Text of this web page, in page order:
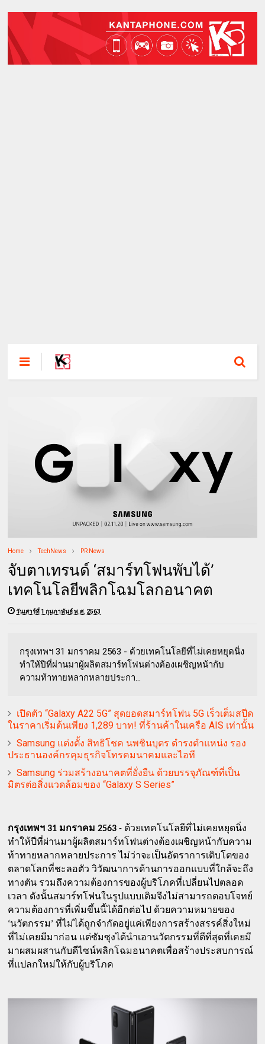
Home TechNews PR News
จับตาเทรนด์ ‘สมาร์ทโฟนพับได้’
เทคโนโลยีพลิกโฉมโลกอนาคต
วันเสาร์ที่ 1 กุมภาพันธ์ พ.ศ. 2563
กรุงเทพฯ 31 มกราคม 2563 - ด้วยเทคโนโลยีที่ไม่เคยหยุดนิ่ง
ทำให้ปีที่ผ่านมาผู้ผลิตสมาร์ทโฟนต่างต้องเผชิญหน้ากับ
ความท้าทายหลากหลายประกา...
เปิดตัว “Galaxy A22 5G” สุดยอดสมาร์ทโฟน 5G เร็วเต็มสปีด
ในราคาเริ่มต้นเพียง 1,289 บาท! ที่ร้านค้าในเครือ AIS เท่านั้น
Samsung แต่งตั้ง สิทธิโชค นพชินบุตร ดำรงตำแหน่ง รอง
ประธานองค์กรคุมธุรกิจโทรคมนาคมและไอที
Samsung ร่วมสร้างอนาคตที่ยั่งยืน ด้วยบรรจุภัณฑ์ที่เป็น
มิตรต่อสิ่งแวดล้อมของ “Galaxy S Series”
กรุงเทพฯ 31 มกราคม 2563 - ด้วยเทคโนโลยีที่ไม่เคยหยุดนิ่ง
ทำให้ปีที่ผ่านมาผู้ผลิตสมาร์ทโฟนต่างต้องเผชิญหน้ากับความ
ท้าทายหลากหลายประการ ไม่ว่าจะเป็นอัตราการเติบโตของ
ตลาดโลกที่ชะลอตัว วิวัฒนาการด้านการออกแบบที่ใกล้จะถึง
ทางตัน รวมถึงความต้องการของผู้บริโภคที่เปลี่ยนไปตลอด
เวลา ดังนั้นสมาร์ทโฟนในรูปแบบเดิมจึงไม่สามารถตอบโจทย์
ความต้องการที่เพิ่มขึ้นนี้ได้อีกต่อไป ด้วยความหมายของ
‘นวัตกรรม’ ที่ไม่ได้ถูกจำกัดอยู่แค่เพียงการสร้างสรรค์สิ่งใหม่
ที่ไม่เคยมีมาก่อน แต่ซัมซุงได้นำเอานวัตกรรมที่ดีที่สุดที่เคยมี
มาผสมผสานกับดีไซน์พลิกโฉมอนาคตเพื่อสร้างประสบการณ์
ที่แปลกใหม่ให้กับผู้บริโภค